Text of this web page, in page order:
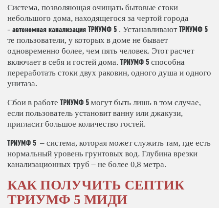
Система, позволяющая очищать бытовые стоки
небольшого дома, находящегося за чертой города
- автономная канализация ТРИУМФ 5 . УстанавливаютТРИУМФ 5
те пользователи, у которых в доме не бывает
одновременно более, чем пять человек. Этот расчет
включает в себя и гостей дома. ТРИУМФ 5 способна
переработать стоки двух раковин, одного душа и одного
унитаза.
Сбои в работе ТРИУМФ 5 могут быть лишь в том случае,
если пользователь установит ванну или джакузи,
пригласит большое количество гостей.
ТРИУМФ 5 – система, которая может служить там, где есть
нормальный уровень грунтовых вод. Глубина врезки
канализационных труб – не более 0,8 метра.
КАК ПОЛУЧИТЬ СЕПТИК
ТРИУМФ 5 МИДИ